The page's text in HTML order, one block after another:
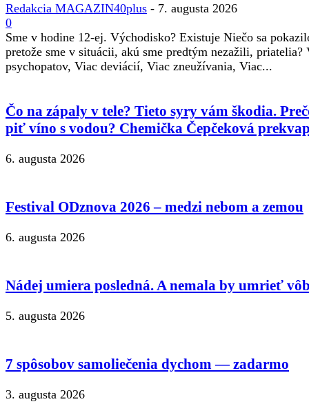
Redakcia MAGAZIN40plus - 7. augusta 2026
0
Sme v hodine 12-ej. Východisko? Existuje Niečo sa
pretože sme v situácii, akú sme predtým nezažili, priatelia?
psychopatov, Viac deviácií, Viac zneužívania, Viac...
Čo na zápaly v tele? Tieto syry vám škodia.
piť víno s vodou? Chemička Čepčeková
6. augusta 2026
Festival ODznova 2026 – medzi nebom a zemou
6. augusta 2026
Nádej umiera posledná. A nemala by umrieť
5. augusta 2026
7 spôsobov samoliečenia dychom — zadarmo
3. augusta 2026